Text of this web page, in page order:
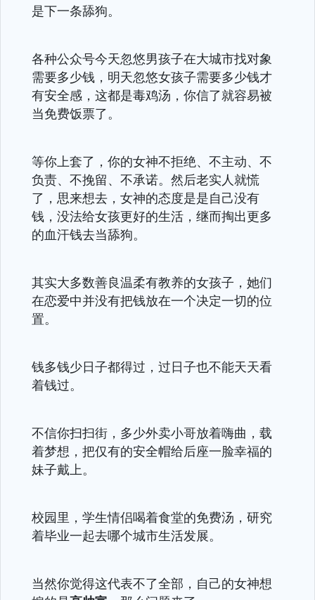
是下一条舔狗。
各种公众号今天忽悠男孩子在大城市找对象
需要多少钱，明天忽悠女孩子需要多少钱才
有安全感，这都是毒鸡汤，你信了就容易被
当免费饭票了。
等你上套了，你的女神不拒绝、不主动、不
负责、不挽留、不承诺。然后老实人就慌
了，思来想去，女神的态度是是自己没有
钱，没法给女孩更好的生活，继而掏出更多
的血汗钱去当舔狗。
其实大多数善良温柔有教养的女孩子，她们
在恋爱中并没有把钱放在一个决定一切的位
置。
钱多钱少日子都得过，过日子也不能天天看
着钱过。
不信你扫扫街，多少外卖小哥放着嗨曲，载
着梦想，把仅有的安全帽给后座一脸幸福的
妹子戴上。
校园里，学生情侣喝着食堂的免费汤，研究
着毕业一起去哪个城市生活发展。
当然你觉得这代表不了全部，自己的女神想